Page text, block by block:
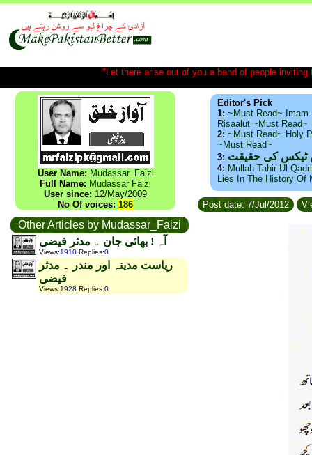
"Let there arise out of you a band of people
User Name: Mudassar_Faizi
Full Name: Mudassar Faizi
User since: 12/May/2009
No Of voices: 186
Other Articles by Mudassar_Faizi
آہ ! بھائی جان ۔ مدثر فیضی
Views:1910 Replies:0
ریاست مدینہ اور مندر ۔ مدثر
فیضی
Views:1928 Replies:0
Editor's Pick
1: ~Must Read~
Risaalut ~Must Read~
2: ~Must Read~ Holy
~Must Read~
3: ٹیکس کی حقیقت
4: Mullah Tahir Ul
Lies In The History Of
Post date: 7/Jul/2012